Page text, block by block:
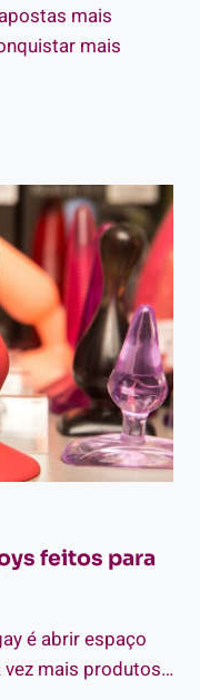
mais
mais
feitos para
é abrir espaço
vez mais produtos…